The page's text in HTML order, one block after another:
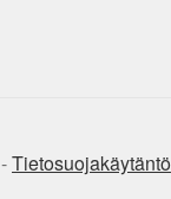
-Tietosuojakäytäntö